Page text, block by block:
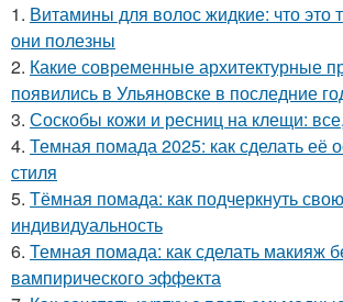
1. Витамины для волос жидкие: что это
они полезны
2. Какие современные архитектурные
появились в Ульяновске в последние
3. Соскобы кожи и ресниц на клещи:
4. Темная помада 2025: как сделать её
стиля
5. Тёмная помада: как подчеркнуть свою
индивидуальность
6. Темная помада: как сделать макияж
вампирического эффекта